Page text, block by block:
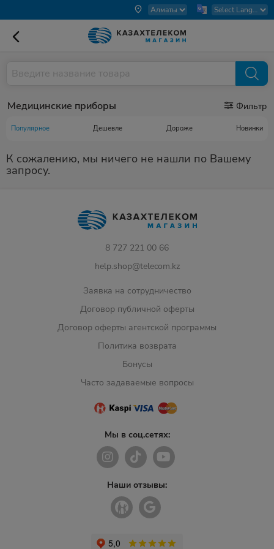
Медицинские приборы Фильтр
Популярное Дешевле Дороже Новинки
К сожалению, мы ничего не нашли по Вашему
запросу.
8 727 221 00 66
help.shop@telecom.kz
Заявка на сотрудничество
Договор публичной оферты
Договор оферты агентской программы
Политика возврата
Бонусы
Часто задаваемые вопросы
Мы в соц.сетях:
Наши отзывы: